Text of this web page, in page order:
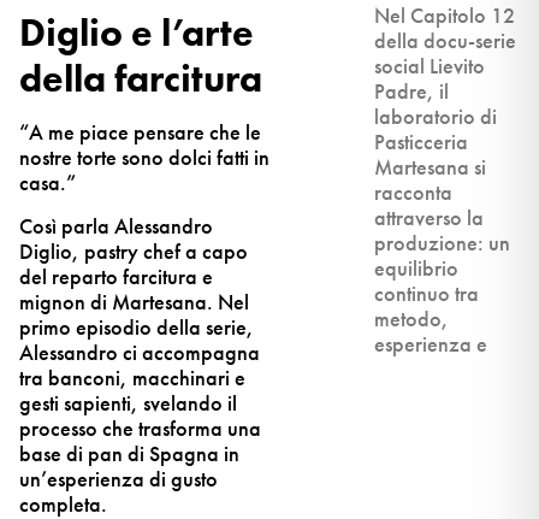
Diglio e l’arte
della farcitura
“A me piace pensare che le
nostre torte sono dolci fatti in
casa.”
Così parla Alessandro
Diglio, pastry chef a capo
del reparto farcitura e
mignon di Martesana. Nel
primo episodio della serie,
Alessandro ci accompagna
tra banconi, macchinari e
gesti sapienti, svelando il
processo che trasforma una
base di pan di Spagna in
un’esperienza di gusto
completa.
Nel Capitolo 12
della docu-serie
social Lievito
Padre, il
laboratorio di
Pasticceria
Martesana si
racconta
attraverso la
produzione: un
equilibrio
continuo tra
metodo,
esperienza e